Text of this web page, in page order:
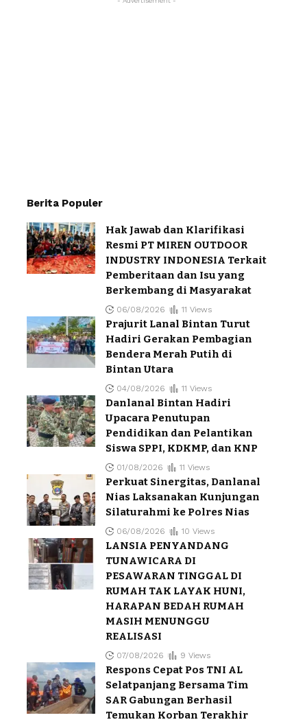
Berita Populer
Hak Jawab dan Klarifikasi
Resmi PT MIREN OUTDOOR
INDUSTRY INDONESIA Terkait
Pemberitaan dan Isu yang
Berkembang di Masyarakat
06/08/2026 11 Views
Prajurit Lanal Bintan Turut
Hadiri Gerakan Pembagian
Bendera Merah Putih di
Bintan Utara
04/08/2026 11 Views
Danlanal Bintan Hadiri
Upacara Penutupan
Pendidikan dan Pelantikan
Siswa SPPI, KDKMP, dan KNP
01/08/2026 11 Views
Perkuat Sinergitas, Danlanal
Nias Laksanakan Kunjungan
Silaturahmi ke Polres Nias
06/08/2026 10 Views
LANSIA PENYANDANG
TUNAWICARA DI
PESAWARAN TINGGAL DI
RUMAH TAK LAYAK HUNI,
HARAPAN BEDAH RUMAH
MASIH MENUNGGU
REALISASI
07/08/2026 9 Views
Respons Cepat Pos TNI AL
Selatpanjang Bersama Tim
SAR Gabungan Berhasil
Temukan Korban Terakhir